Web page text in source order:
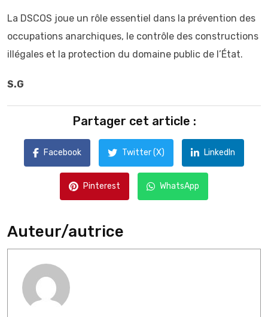
La DSCOS joue un rôle essentiel dans la prévention des
occupations anarchiques, le contrôle des constructions
illégales et la protection du domaine public de l’État.
S.G
Partager cet article :
Facebook Twitter (X) LinkedIn
Pinterest WhatsApp
Auteur/autrice